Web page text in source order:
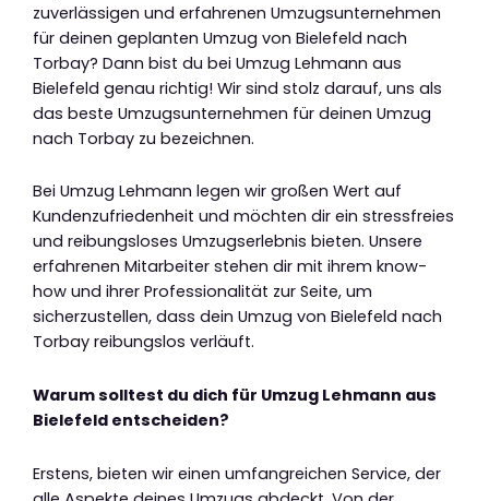
zuverlässigen und erfahrenen Umzugsunternehmen
für deinen geplanten Umzug von Bielefeld nach
Torbay? Dann bist du bei Umzug Lehmann aus
Bielefeld genau richtig! Wir sind stolz darauf, uns als
das beste Umzugsunternehmen für deinen Umzug
nach Torbay zu bezeichnen.
Bei Umzug Lehmann legen wir großen Wert auf
Kundenzufriedenheit und möchten dir ein stressfreies
und reibungsloses Umzugserlebnis bieten. Unsere
erfahrenen Mitarbeiter stehen dir mit ihrem know-
how und ihrer Professionalität zur Seite, um
sicherzustellen, dass dein Umzug von Bielefeld nach
Torbay reibungslos verläuft.
Warum solltest du dich für Umzug Lehmann aus
Bielefeld entscheiden?
Erstens, bieten wir einen umfangreichen Service, der